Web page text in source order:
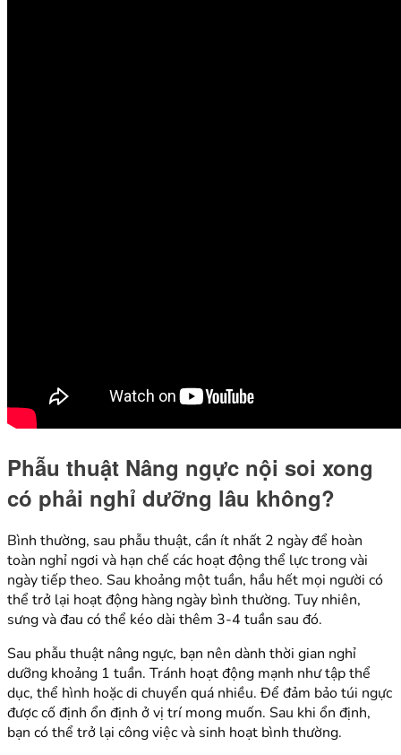
Phẫu thuật Nâng ngực nội soi xong
có phải nghỉ dưỡng lâu không?
Bình thường, sau phẫu thuật, cần ít nhất 2 ngày để hoàn
toàn nghỉ ngơi và hạn chế các hoạt động thể lực trong vài
ngày tiếp theo. Sau khoảng một tuần, hầu hết mọi người có
thể trở lại hoạt động hàng ngày bình thường. Tuy nhiên,
sưng và đau có thể kéo dài thêm 3-4 tuần sau đó.
Sau phẫu thuật nâng ngực, bạn nên dành thời gian nghỉ
dưỡng khoảng 1 tuần. Tránh hoạt động mạnh như tập thể
dục, thể hình hoặc di chuyển quá nhiều. Để đảm bảo túi ngực
được cố định ổn định ở vị trí mong muốn. Sau khi ổn định,
bạn có thể trở lại công việc và sinh hoạt bình thường.